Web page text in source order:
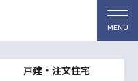
戸建・注文住宅